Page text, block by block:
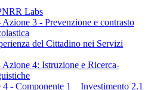
Labs
3 - Prevenzione e contrasto
del Cittadino nei Servizi
Azione 4: Istruzione e Ricerca-
- Componente 1 _ Investimento 2.1